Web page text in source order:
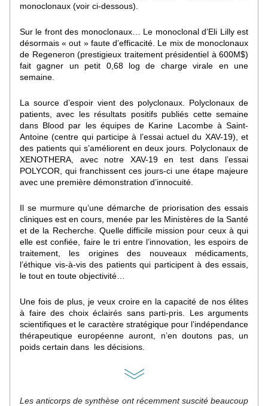
monoclonaux (voir ci-dessous).
Sur le front des monoclonaux… Le monoclonal d’Eli Lilly est
désormais « out » faute d’efficacité. Le mix de monoclonaux
de Regeneron (prestigieux traitement présidentiel à 600M$)
fait gagner un petit 0,68 log de charge virale en une
semaine.
La source d’espoir vient des polyclonaux. Polyclonaux de
patients, avec les résultats positifs publiés cette semaine
dans Blood par les équipes de Karine Lacombe à Saint-
Antoine (centre qui participe à l’essai actuel du XAV-19), et
des patients qui s’améliorent en deux jours. Polyclonaux de
XENOTHERA, avec notre XAV-19 en test dans l’essai
POLYCOR, qui franchissent ces jours-ci une étape majeure
avec une première démonstration d’innocuité.
Il se murmure qu’une démarche de priorisation des essais
cliniques est en cours, menée par les Ministères de la Santé
et de la Recherche. Quelle difficile mission pour ceux à qui
elle est confiée, faire le tri entre l’innovation, les espoirs de
traitement, les origines des nouveaux médicaments,
l’éthique vis-à-vis des patients qui participent à des essais,
le tout en toute objectivité…
Une fois de plus, je veux croire en la capacité de nos élites
à faire des choix éclairés sans parti-pris. Les arguments
scientifiques et le caractère stratégique pour l’indépendance
thérapeutique européenne auront, n’en doutons pas, un
poids certain dans  les décisions.
Les anticorps de synthèse ont récemment suscité beaucoup